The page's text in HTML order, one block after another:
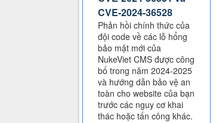
CVE-2024-36528
Phản hồi chính thức của
đội code về các lỗ hổng
bảo mật mới của
NukeViet CMS được công
bố trong năm 2024-2025
và hướng dẫn bảo vệ an
toàn cho website của bạn
trước các nguy cơ khai
thác hoặc tấn công khác.